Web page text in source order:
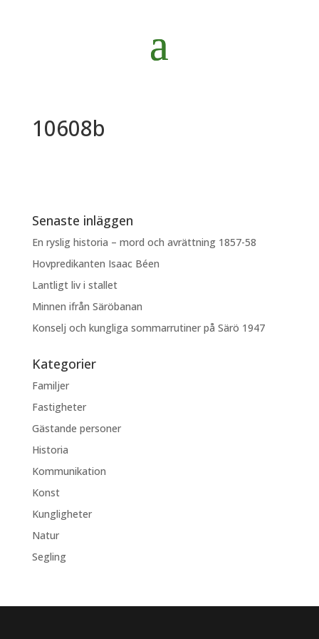
10608b
Senaste inläggen
En ryslig historia – mord och avrättning 1857-58
Hovpredikanten Isaac Béen
Lantligt liv i stallet
Minnen ifrån Säröbanan
Konselj och kungliga sommarrutiner på Särö 1947
Kategorier
Familjer
Fastigheter
Gästande personer
Historia
Kommunikation
Konst
Kungligheter
Natur
Segling